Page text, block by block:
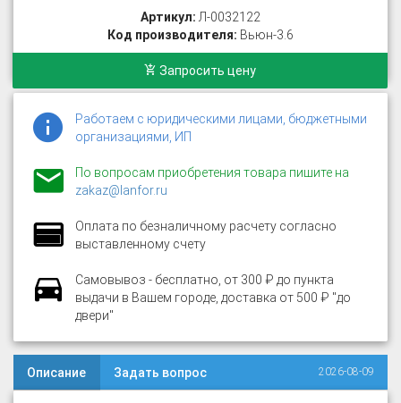
Артикул: Л-0032122
Код производителя: Вьюн-3.6
Запросить цену
Работаем с юридическими лицами, бюджетными
организациями, ИП
По вопросам приобретения товара пишите на
zakaz@lanfor.ru
Оплата по безналичному расчету согласно
выставленному счету
Самовывоз - бесплатно, от 300 ₽ до пункта
выдачи в Вашем городе, доставка от 500 ₽ "до
двери"
Описание Задать вопрос 2026-08-09